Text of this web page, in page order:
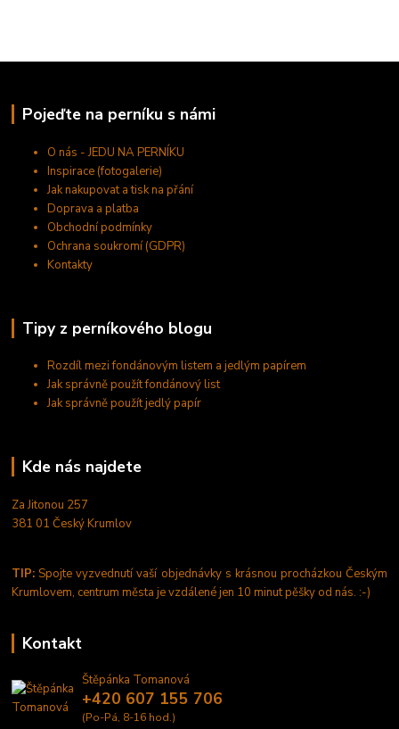
Pojeďte na perníku s námi
O nás - JEDU NA PERNÍKU
Inspirace (fotogalerie)
Jak nakupovat a tisk na přání
Doprava a platba
Obchodní podmínky
Ochrana soukromí (GDPR)
Kontakty
Tipy z perníkového blogu
Rozdíl mezi fondánovým listem a jedlým papírem
Jak správně použít fondánový list
Jak správně použít jedlý papír
Kde nás najdete
Za Jitonou 257
381 01 Český Krumlov
TIP: Spojte vyzvednutí vaší objednávky s krásnou procházkou Českým
Krumlovem, centrum města je vzdálené jen 10 minut pěšky od nás. :-)
Kontakt
Štěpánka Tomanová
+420 607 155 706
(Po-Pá, 8-16 hod.)